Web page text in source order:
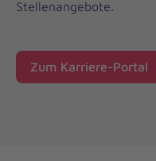
Stellenangebote.
Zum Karriere-Portal